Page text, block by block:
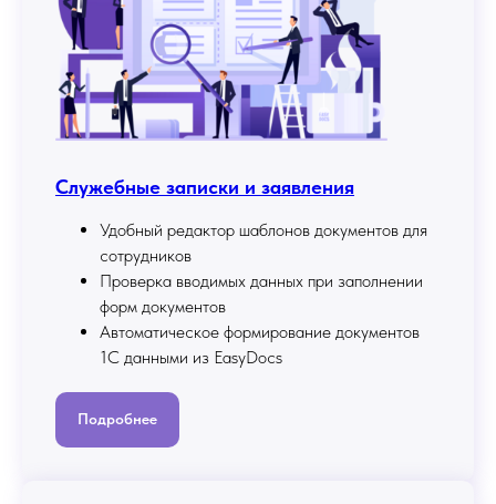
Служебные записки и заявления
Удобный редактор шаблонов документов для
сотрудников
Проверка вводимых данных при заполнении
форм документов
Автоматическое формирование документов
1С данными из EasyDocs
Подробнее